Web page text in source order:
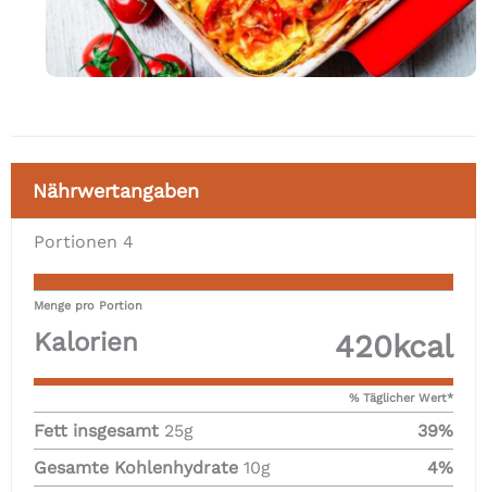
Nährwertangaben
Portionen 4
Menge pro Portion
Kalorien 420kcal
% Täglicher Wert*
Fett insgesamt 25g 39%
Gesamte Kohlenhydrate 10g 4%